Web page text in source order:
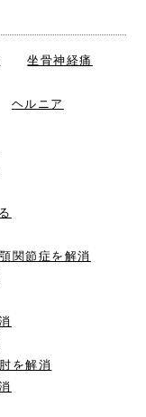
坐骨神経痛
ヘルニア
顎関節症を解消
を解消